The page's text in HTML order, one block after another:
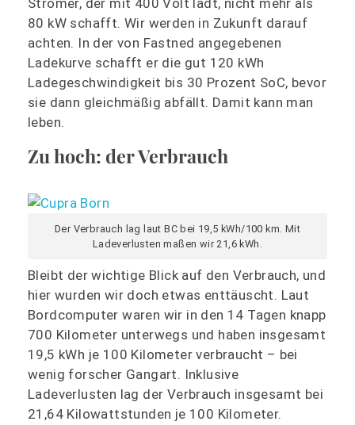
80 kW schafft. Wir werden in Zukunft darauf
achten. In der von Fastned angegebenen
Ladekurve schafft er die gut 120 kWh
Ladegeschwindigkeit bis 30 Prozent SoC, bevor
sie dann gleichmäßig abfällt. Damit kann man
leben.
Zu hoch: der Verbrauch
Der Verbrauch lag laut BC bei 19,5 kWh/100 km. Mit
Ladeverlusten maßen wir 21,6 kWh.
Bleibt der wichtige Blick auf den Verbrauch, und
hier wurden wir doch etwas enttäuscht. Laut
Bordcomputer waren wir in den 14 Tagen knapp
700 Kilometer unterwegs und haben insgesamt
19,5 kWh je 100 Kilometer verbraucht – bei
wenig forscher Gangart. Inklusive
Ladeverlusten lag der Verbrauch insgesamt bei
21,64 Kilowattstunden je 100 Kilometer.